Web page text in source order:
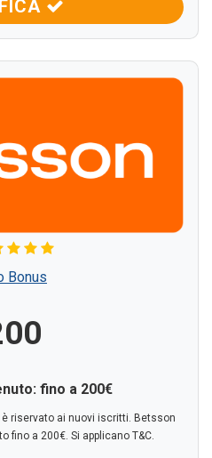
Bonus
fino a 200€
riservato ai nuovi iscritti. Betsson
fino a 200€. Si applicano T&C.